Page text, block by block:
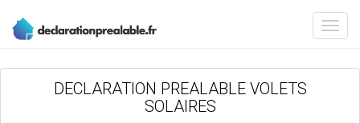
DECLARATION PREALABLE VOLETS
SOLAIRES